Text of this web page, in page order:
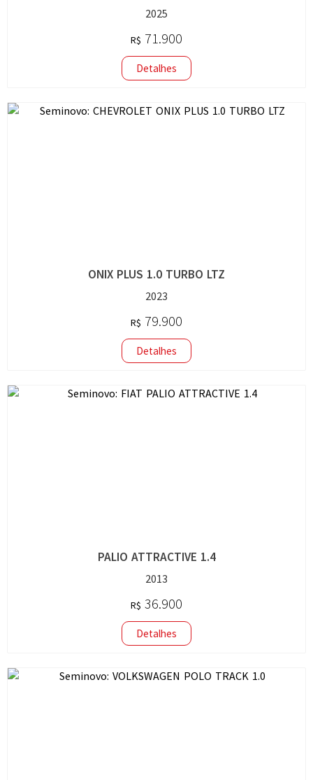
2025
R$ 71.900
Detalhes
ONIX PLUS 1.0 TURBO LTZ
2023
R$ 79.900
Detalhes
PALIO ATTRACTIVE 1.4
2013
R$ 36.900
Detalhes